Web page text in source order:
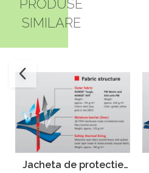
PRODUSE
SIMILARE
Jacheta de protectie